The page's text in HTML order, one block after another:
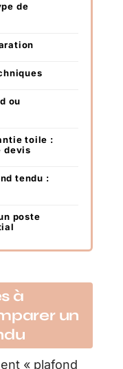
de
ou
toile :
devis
tendu :
poste
à
un
« plafond